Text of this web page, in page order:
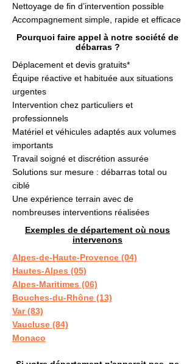
Nettoyage de fin d’intervention possible
Accompagnement simple, rapide et efficace
Pourquoi faire appel à notre société de
débarras ?
Déplacement et devis gratuits*
Équipe réactive et habituée aux situations
urgentes
Intervention chez particuliers et
professionnels
Matériel et véhicules adaptés aux volumes
importants
Travail soigné et discrétion assurée
Solutions sur mesure : débarras total ou
ciblé
Une expérience terrain avec de
nombreuses interventions réalisées
Exemples de département où nous
intervenons
Alpes-de-Haute-Provence (04)
Hautes-Alpes (05)
Alpes-Maritimes (06)
Bouches-du-Rhône (13)
Var (83)
Vaucluse (84)
Monaco